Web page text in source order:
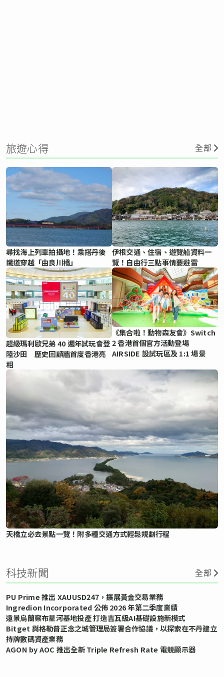
旅遊心得 全部
尋找海上列車拍攝地！乘搭丹後
鐵道穿越「由良川橋」
伊根交通、住宿、遊覽船資料一
覽！自由行三點事情要避雷
超級瑪利歐兄弟 40 週年試玩會登
陸沙田 歷史回顧牆首度香港亮
相
《集合啦！動物森友會》Switch
2 香港首個官方活動登場
AIRSIDE 設試玩區及 1:1 場景
天橋立必去景點一覽！附多種交通方式輕鬆規劃行程
科技新聞 全部
PU Prime 推出 XAUUSD247，擴展黃金交易業務
Ingredion Incorporated 公佈 2026 年第二季度業績
遠景烏蘭察布星河基地投產 打造吉瓦級AI基礎設施新模式
Bitget 與格勒普正念之城管理局簽署合作協議，以探索在不丹建立
持牌數碼資產業務
AGON by AOC 推出全新 Triple Refresh Rate 電競顯示器